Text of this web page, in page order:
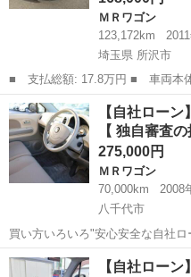
ＭＲワゴン
123,172km
埼玉県 所沢市
■ 支払総額: 17.8万円 ■ 車両本体価格： 168,000 円 ■ メーカー
名： スズキ ■ 車種名： ＭＲ
クカメラ スマートキー 電動
盗難防止シス...
埼玉 所沢市 ＭＲワゴン
【自社ロー
【 独自審査
275,000円
ＭＲワゴン
70,000km
2008
八千代市
買い方いろいろ"安心安全な自社ロ
店 MRワゴンWit リミテッド ！F38 LINEで簡単 お問い合わせ🎵詳細
確認♩ 友達追加はコチラ↓
千葉 八千代市 ＭＲワゴン
【自社ロー